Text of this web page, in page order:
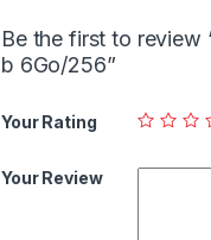
Be the first to review
b 6Go/256”
Your Rating
Your Review